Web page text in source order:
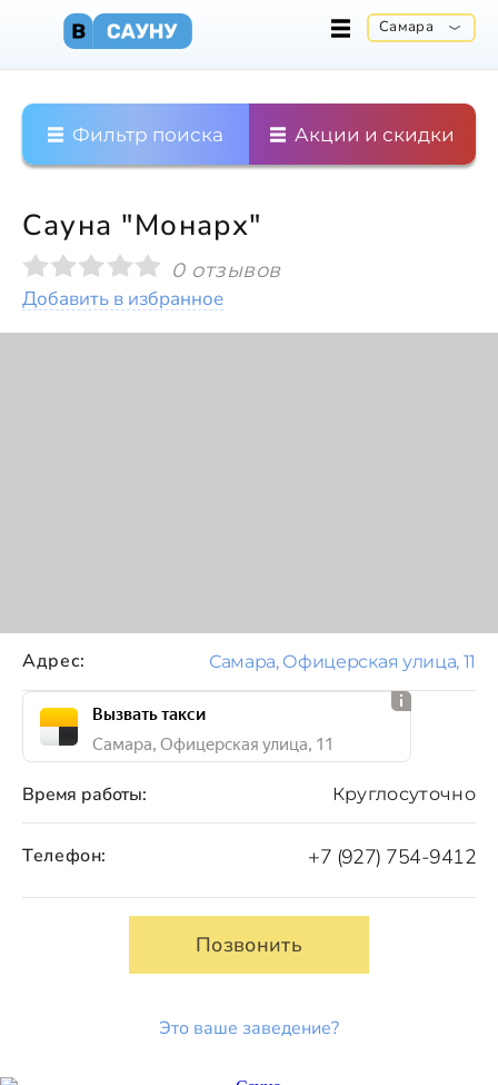
Самара
Фильтр поиска Акции и скидки
Сауна "Монарх"
0 отзывов
Добавить в избранное
Время работы: Круглосуточно
Телефон: +7 (927) 754-9412
Позвонить
Это ваше заведение?
Адрес: Самара, Офицерская улица, 11
Вызвать такси
Самара, Офицерская улица, 11